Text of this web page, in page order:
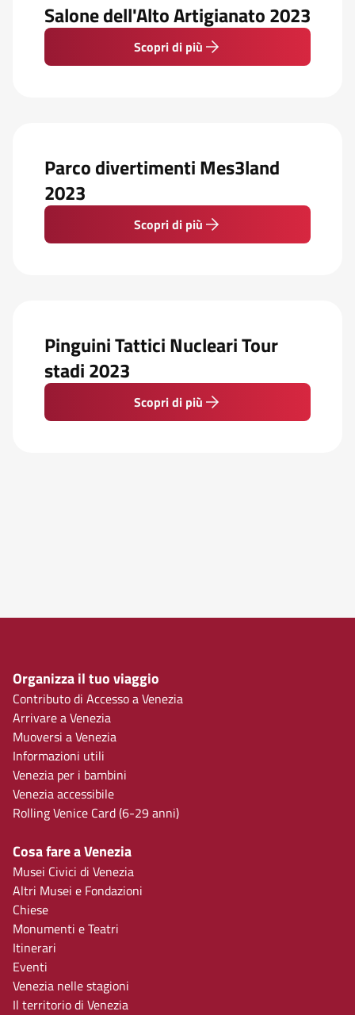
Salone dell'Alto Artigianato 2023
Scopri di più
Parco divertimenti Mes3land
2023
Scopri di più
Pinguini Tattici Nucleari Tour
stadi 2023
Scopri di più
Organizza il tuo viaggio
Contributo di Accesso a Venezia
Arrivare a Venezia
Muoversi a Venezia
Informazioni utili
Venezia per i bambini
Venezia accessibile
Rolling Venice Card (6-29 anni)
Cosa fare a Venezia
Musei Civici di Venezia
Altri Musei e Fondazioni
Chiese
Monumenti e Teatri
Itinerari
Eventi
Venezia nelle stagioni
Il territorio di Venezia